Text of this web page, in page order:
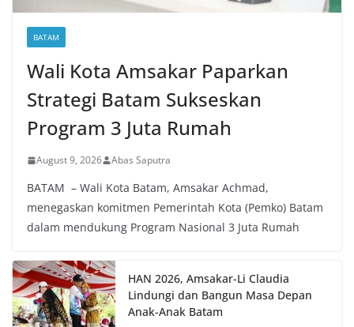
BATAM
Wali Kota Amsakar Paparkan
Strategi Batam Sukseskan
Program 3 Juta Rumah
August 9, 2026 Abas Saputra
BATAM – Wali Kota Batam, Amsakar Achmad,
menegaskan komitmen Pemerintah Kota (Pemko) Batam
dalam mendukung Program Nasional 3 Juta Rumah
HAN 2026, Amsakar-Li Claudia
Lindungi dan Bangun Masa Depan
Anak-Anak Batam